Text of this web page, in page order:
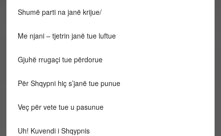
Shumë parti na janë krijue/
Me njani – tjetrin janë tue luftue
Gjuhë rrugaçi tue përdorue
Për Shqypni hiç s’janë tue punue
Veç për vete tue u pasunue
Uh! Kuvendi i Shqypnis